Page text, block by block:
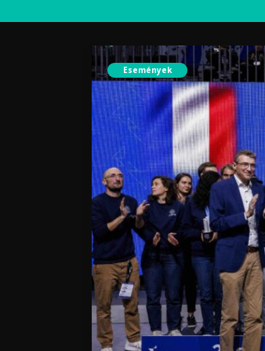
Események